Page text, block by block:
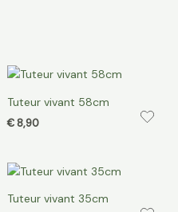
Tuteur vivant 58cm
€8,90
Tuteur vivant 35cm